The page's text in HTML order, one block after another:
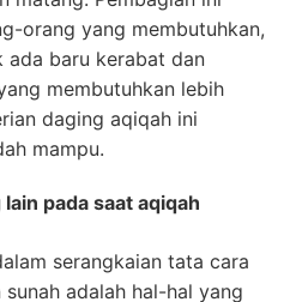
orang yang membutuhkan,
ada baru kerabat dan
membutuhkan lebih
daging aqiqah ini
mampu.
pada saat aqiqah
serangkaian tata cara
adalah hal-hal yang